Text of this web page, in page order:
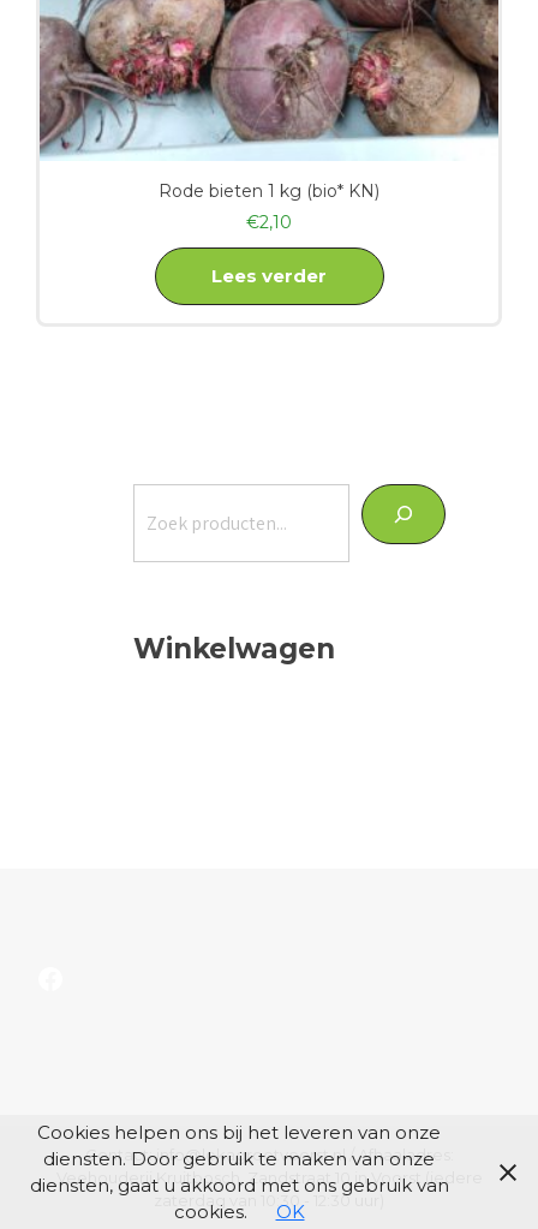
Rode bieten 1 kg (bio* KN)
€2,10
Lees verder
Winkelwagen
Contact: info@lokagrootvoorst.nl / Afhaaladres:
Veehouderij Kruitbosch, Zandstraat 10 in Voorst (iedere
zaterdag van 10:30 - 12:30 uur)
Cookies helpen ons bij het leveren van onze
diensten. Door gebruik te maken van onze
diensten, gaat u akkoord met ons gebruik van
cookies.
OK